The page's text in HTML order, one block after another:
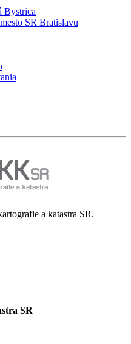
Bystrica
SR Bratislavu
a katastra SR.
SR